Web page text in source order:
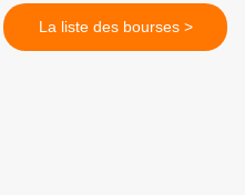
La liste des bourses >